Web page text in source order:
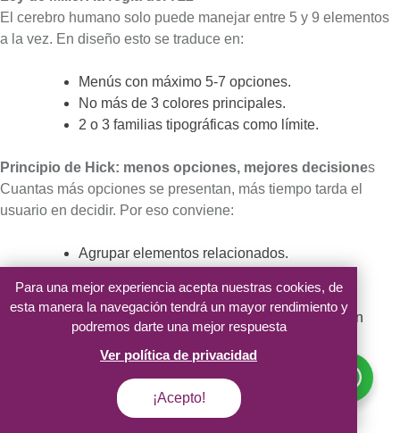
El cerebro humano solo puede manejar entre 5 y 9 elementos
a la vez. En diseño esto se traduce en:
Menús con máximo 5-7 opciones.
No más de 3 colores principales.
2 o 3 familias tipográficas como límite.
Principio de Hick: menos opciones, mejores decisiones
Cuantas más opciones se presentan, más tiempo tarda el
usuario en decidir. Por eso conviene:
Agrupar elementos relacionados.
percibidas.
Evitar menús interminables o formularios con
demasiados campos.
Técnicas de simplificación en diseño minimalista
Eliminación progresiva
Para una mejor experiencia acepta nuestras cookies, de
esta manera la navegación tendrá un mayor rendimiento y
podremos darte una mejor respuesta
Ver política de privacidad
¡Acepto!
Chatea con nosotros